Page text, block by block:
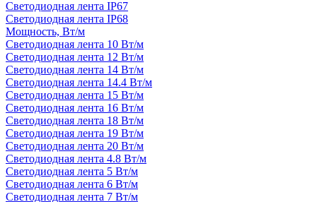
Светодиодная лента IP67
Светодиодная лента IP68
Мощность, Вт/м
Светодиодная лента 10 Вт/м
Светодиодная лента 12 Вт/м
Светодиодная лента 14 Вт/м
Светодиодная лента 14.4 Вт/м
Светодиодная лента 15 Вт/м
Светодиодная лента 16 Вт/м
Светодиодная лента 18 Вт/м
Светодиодная лента 19 Вт/м
Светодиодная лента 20 Вт/м
Светодиодная лента 4.8 Вт/м
Светодиодная лента 5 Вт/м
Светодиодная лента 6 Вт/м
Светодиодная лента 7 Вт/м